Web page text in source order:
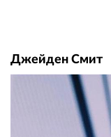
Джейден Смит